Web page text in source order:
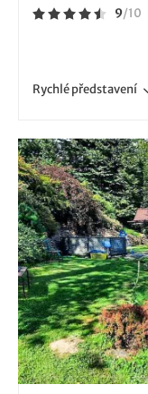
9/10
Rychlépředstavení